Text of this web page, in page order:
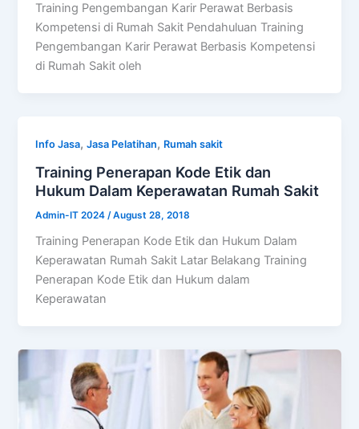
Training Pengembangan Karir Perawat Berbasis
Kompetensi di Rumah Sakit Pendahuluan Training
Pengembangan Karir Perawat Berbasis Kompetensi
di Rumah Sakit oleh
Info Jasa,Jasa Pelatihan, Rumah sakit
Training Penerapan Kode Etik dan
Hukum Dalam Keperawatan Rumah Sakit
Admin-IT 2024 /August 28, 2018
Training Penerapan Kode Etik dan Hukum Dalam
Keperawatan Rumah Sakit Latar Belakang Training
Penerapan Kode Etik dan Hukum dalam
Keperawatan